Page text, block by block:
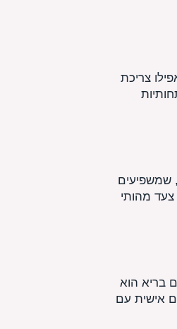
צריכת
שמשפיעים
מהותי
בריא הוא
אישית עם